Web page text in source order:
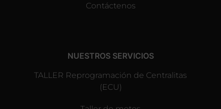
Contáctenos
NUESTROS SERVICIOS
TALLER Reprogramación de Centralitas
(ECU)